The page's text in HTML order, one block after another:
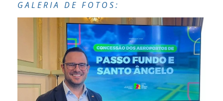
GALERIA DE FOTOS: